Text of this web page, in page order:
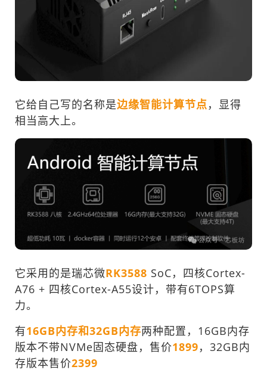
它给自己写的名称是边缘智能计算节点，显得
相当高大上。
它采用的是瑞芯微RK3588 SoC，四核Cortex-
A76 + 四核Cortex-A55设计，带有6TOPS算
力。
有16GB内存和32GB内存两种配置，16GB内存
版本不带NVMe固态硬盘，售价1899，32GB内
存版本售价2399